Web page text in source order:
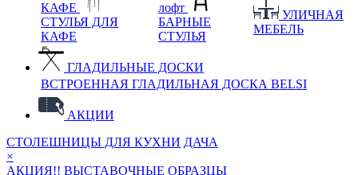
КАФЕ
СТУЛЬЯ ДЛЯ
КАФЕ
лофт
БАРНЫЕ
СТУЛЬЯ
УЛИЧНАЯ
МЕБЕЛЬ
ГЛАДИЛЬНЫЕ ДОСКИ
ВСТРОЕННАЯ ГЛАДИЛЬНАЯ ДОСКА BELSI
АКЦИИ
СТОЛЕШНИЦЫ ДЛЯ КУХНИ ДАЧА
×
АКЦИЯ!! ВЫСТАВОЧНЫЕ ОБРАЗЦЫ